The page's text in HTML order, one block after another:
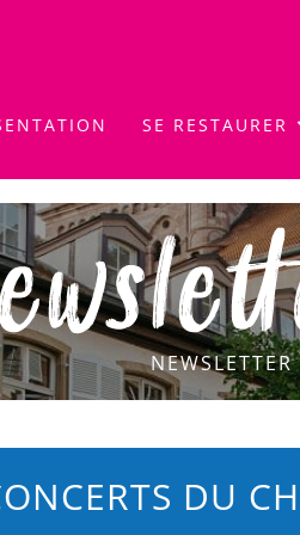
SE RESTAURER
DU